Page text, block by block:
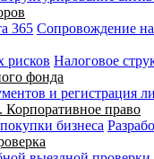
365 Сопровождение на
рисков Налоговое
фонда
и регистрация
право
бизнеса